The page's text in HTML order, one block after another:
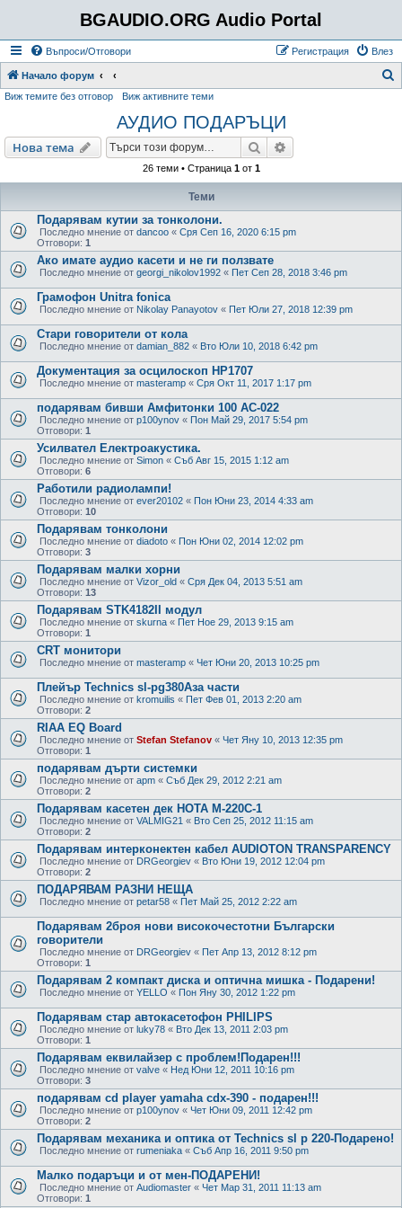
BGAUDIO.ORG Audio Portal
Въпроси/Отговори Влез
Регистрация
Начало форум
н
Виж темите без отговор Виж активните теми
АУДИО ПОДАРЪЦИ
Нова тема Търсене
26 теми • Страница 1от 1
Теми
Подарявам кутии за тонколони.
Последно мнение от dancoo « Сря Сеп 16, 2020 6:15 pm
Отговори: 1
Ако имате аудио касети и не ги ползвате
Последно мнение от georgi_nikolov1992 « Пет Сеп 28, 2018 3:46 pm
Грамофон Unitra fonica
Последно мнение от Nikolay Panayotov « Пет Юли 27, 2018 12:39 pm
Стари говорители от кола
Последно мнение от damian_882 « Вто Юли 10, 2018 6:42 pm
Документация за осцилоскоп HP1707
Последно мнение от masteramp « Сря Окт 11, 2017 1:17 pm
подарявам бивши Амфитонки 100 АС-022
Последно мнение от p100ynov « Пон Май 29, 2017 5:54 pm
Отговори: 1
Усилвател Електроакустика.
Последно мнение от Simon « Съб Авг 15, 2015 1:12 am
Отговори: 6
Работили радиолампи!
Последно мнение от ever20102 « Пон Юни 23, 2014 4:33 am
Отговори: 10
Подарявам тонколони
Последно мнение от diadoto « Пон Юни 02, 2014 12:02 pm
Отговори: 3
Подарявам малки хорни
Последно мнение от Vizor_old « Сря Дек 04, 2013 5:51 am
Отговори: 13
Подарявам STK4182II модул
Последно мнение от skurna « Пет Ное 29, 2013 9:15 am
Отговори: 1
CRT монитори
Последно мнение от masteramp « Чет Юни 20, 2013 10:25 pm
Плейър Technics sl-pg380Aза части
Последно мнение от kromuilis « Пет Фев 01, 2013 2:20 am
Отговори: 2
RIAA EQ Board
Последно мнение от Stefan Stefanov « Чет Яну 10, 2013 12:35 pm
Отговори: 1
подарявам дърти системки
Последно мнение от apm « Съб Дек 29, 2012 2:21 am
Отговори: 2
Подарявам касетен дек НОТА М-220С-1
Последно мнение от VALMIG21 « Вто Сеп 25, 2012 11:15 am
Отговори: 2
Подарявам интерконектен кабел AUDIOTON TRANSPARENCY
Последно мнение от DRGeorgiev « Вто Юни 19, 2012 12:04 pm
Отговори: 2
ПОДАРЯВАМ РАЗНИ НЕЩА
Последно мнение от petar58 « Пет Май 25, 2012 2:22 am
Подарявам 2броя нови високочестотни Български
говорители
Последно мнение от DRGeorgiev « Пет Апр 13, 2012 8:12 pm
Отговори: 1
Подарявам 2 компакт диска и оптична мишка - Подарени!
Последно мнение от YELLO « Пон Яну 30, 2012 1:22 pm
Подарявам стар автокасетофон PHILIPS
Последно мнение от luky78 « Вто Дек 13, 2011 2:03 pm
Отговори: 1
Подарявам еквилайзер с проблем!Подарен!!!
Последно мнение от valve « Нед Юни 12, 2011 10:16 pm
Отговори: 3
подарявам cd player yamaha cdx-390 - подарен!!!
Последно мнение от p100ynov « Чет Юни 09, 2011 12:42 pm
Отговори: 2
Подарявам механика и оптика от Technics sl p 220-Подаренo!
Последно мнение от rumeniaka « Съб Апр 16, 2011 9:50 pm
Малко подаръци и от мен-ПОДАРЕНИ!
Последно мнение от Audiomaster « Чет Мар 31, 2011 11:13 am
Отговори: 1